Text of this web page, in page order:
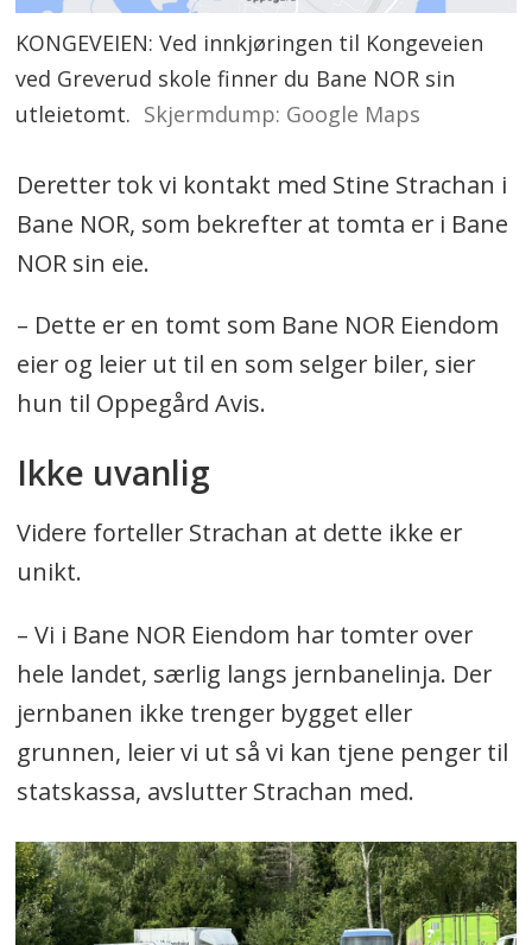
KONGEVEIEN: Ved innkjøringen til Kongeveien
ved Greverud skole finner du Bane NOR sin
utleietomt. Skjermdump: Google Maps
Deretter tok vi kontakt med Stine Strachan i
Bane NOR, som bekrefter at tomta er i Bane
NOR sin eie.
– Dette er en tomt som Bane NOR Eiendom
eier og leier ut til en som selger biler, sier
hun til Oppegård Avis.
Ikke uvanlig
Videre forteller Strachan at dette ikke er
unikt.
– Vi i Bane NOR Eiendom har tomter over
hele landet, særlig langs jernbanelinja. Der
jernbanen ikke trenger bygget eller
grunnen, leier vi ut så vi kan tjene penger til
statskassa, avslutter Strachan med.